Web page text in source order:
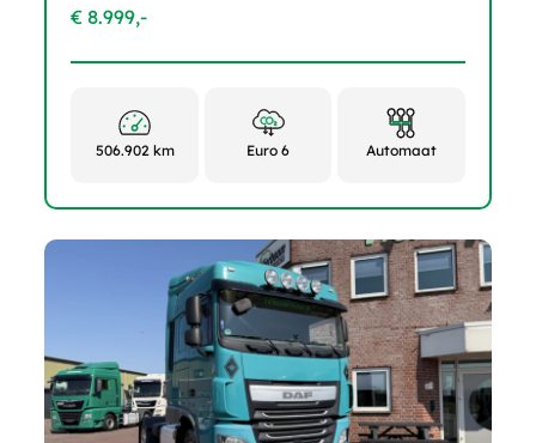
€ 8.999,-
506.902 km Euro 6 Automaat